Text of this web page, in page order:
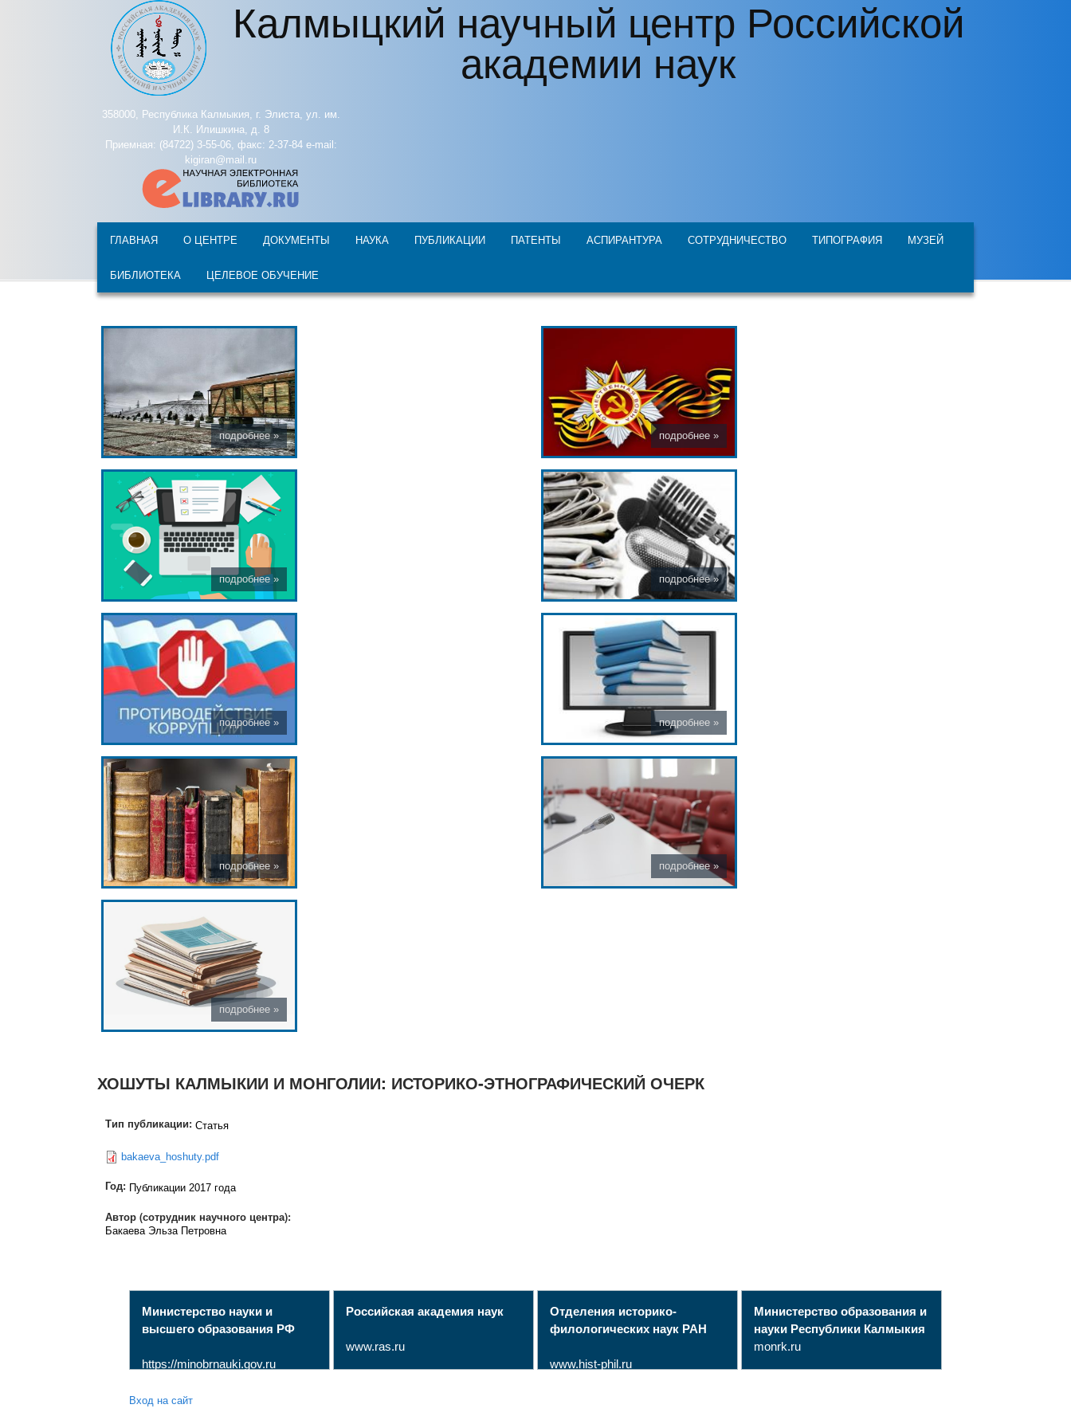
Перейти к основному содержанию Калмыцкий научный центр Российской
академии наук
358000, Республика Калмыкия, г. Элиста, ул. им.
И.К. Илишкина, д. 8
Приемная: (84722) 3-55-06, факс: 2-37-84 e-mail:
kigiran@mail.ru
ГЛАВНАЯ О ЦЕНТРЕ ДОКУМЕНТЫ НАУКА ПУБЛИКАЦИИ ПАТЕНТЫ АСПИРАНТУРА СОТРУДНИЧЕСТВО ТИПОГРАФИЯ МУЗЕЙ
БИБЛИОТЕКА ЦЕЛЕВОЕ ОБУЧЕНИЕ
ХОШУТЫ КАЛМЫКИИ И МОНГОЛИИ: ИСТОРИКО-ЭТНОГРАФИЧЕСКИЙ ОЧЕРК
Тип публикации: Статья
bakaeva_hoshuty.pdf
Год: Публикации 2017 года
Автор (сотрудник научного центра):
Бакаева Эльза Петровна
Министерство науки и
высшего образования РФ
https://minobrnauki.gov.ru
Российская академия наук
www.ras.ru
Отделения историко-
филологических наук РАН
www.hist-phil.ru
Министерство образования и
науки Республики Калмыкия
monrk.ru
Вход на сайт